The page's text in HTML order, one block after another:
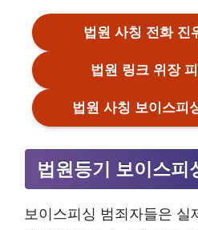
법원 사칭 전화
법원 링크 위장
법원 사칭 보이스
법원등기 보이스피
보이스피싱 범죄자들은 실